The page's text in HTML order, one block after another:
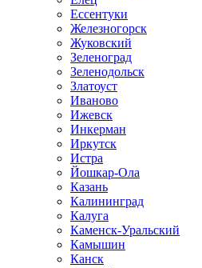
Ессентуки
Железногорск
Жуковский
Зеленоград
Зеленодольск
Златоуст
Иваново
Ижевск
Инкерман
Иркутск
Истра
Йошкар-Ола
Казань
Калининград
Калуга
Каменск-Уральский
Камышин
Канск